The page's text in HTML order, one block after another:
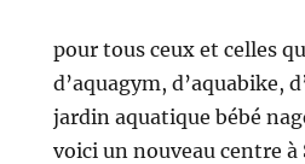
pour tous ceux et celles
d’aquagym, d’aquabike,
jardin aquatique bébé
voici un nouveau centre